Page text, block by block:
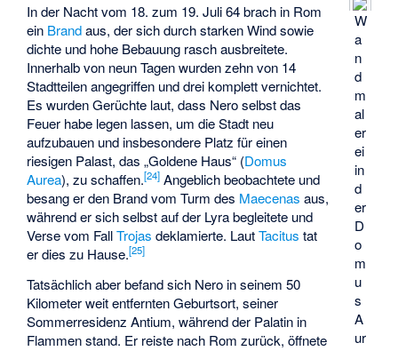
W
a
n
d
m
al
er
ei
in
d
er
D
o
m
u
s
A
ur
In der Nacht vom 18. zum 19. Juli 64 brach in Rom
ein Brandaus, der sich durch starken Wind sowie
dichte und hohe Bebauung rasch ausbreitete.
Innerhalb von neun Tagen wurden zehn von 14
Stadtteilen angegriffen und drei komplett vernichtet.
Es wurden Gerüchte laut, dass Nero selbst das
Feuer habe legen lassen, um die Stadt neu
aufzubauen und insbesondere Platz für einen
riesigen Palast, das „Goldene Haus“ (Domus
Aurea), zu schaffen.[24] Angeblich beobachtete und
besang er den Brand vom Turm des Maecenas aus,
während er sich selbst auf der Lyra begleitete und
Verse vom FallTrojas deklamierte. LautTacitus tat
er dies zu Hause.[25]
Tatsächlich aber befand sich Nero in seinem 50
Kilometer weit entfernten Geburtsort, seiner
Sommerresidenz Antium, während der Palatin in
Flammen stand. Er reiste nach Rom zurück, öffnete